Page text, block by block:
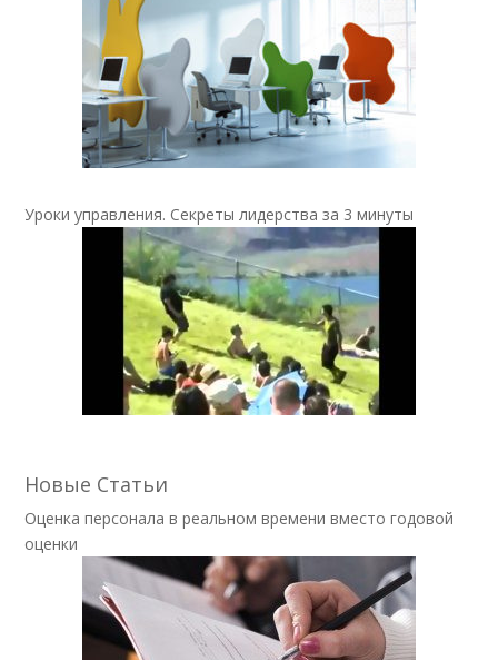
Уроки управления. Секреты лидерства за 3 минуты
Новые Статьи
Оценка персонала в реальном времени вместо годовой
оценки